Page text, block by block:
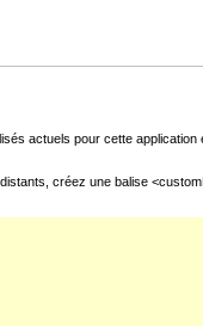
actuels pour cette
créez une balise